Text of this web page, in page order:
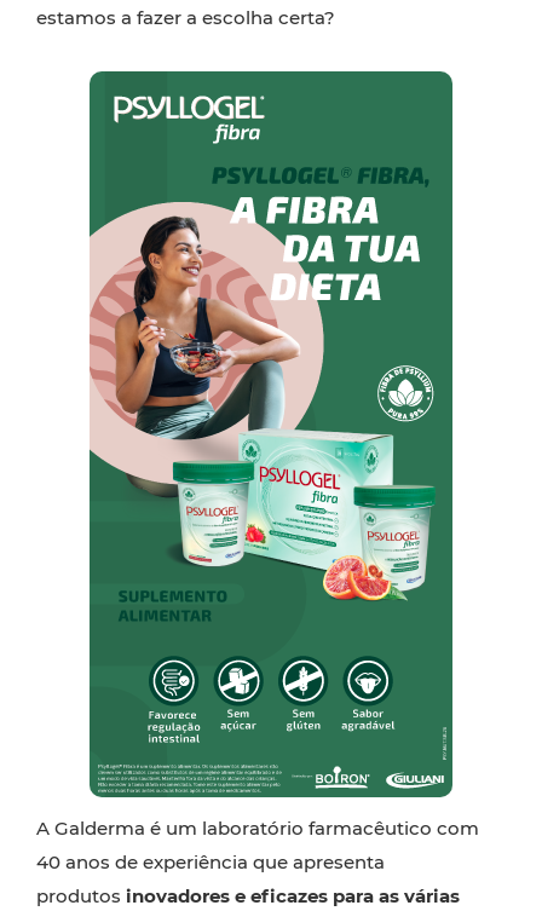
estamos a fazer a escolha certa?
A Galderma é um laboratório farmacêutico com
40 anos de experiência que apresenta
produtos inovadores e eficazes para as várias